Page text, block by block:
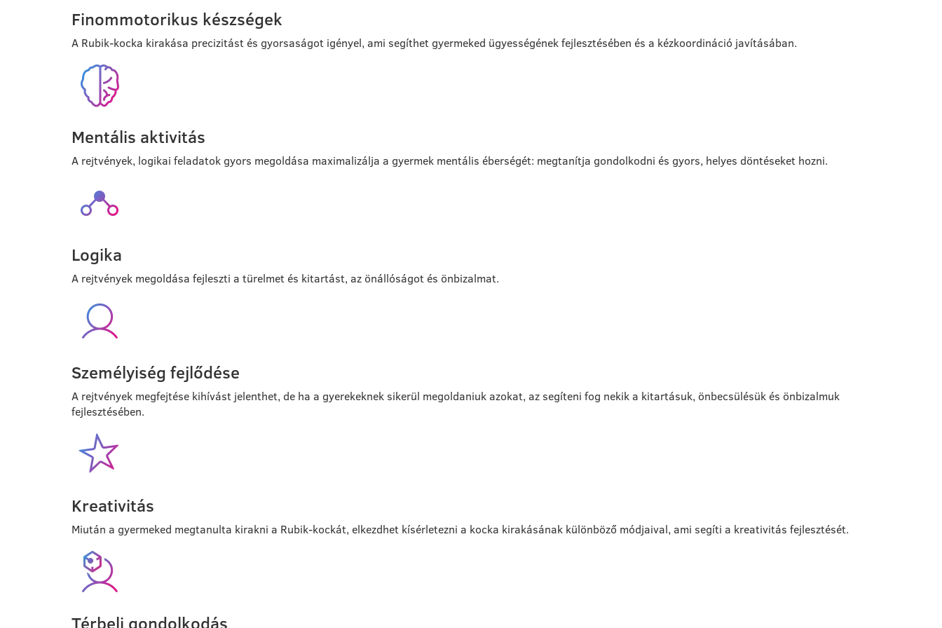
Finommotorikus készségek
A Rubik-kocka kirakása precizitást és gyorsaságot igényel, ami segíthet gyermeked ügyességének fejlesztésében és a kézkoordináció javításában.
Mentális aktivitás
A rejtvények, logikai feladatok gyors megoldása maximalizálja a gyermek mentális éberségét: megtanítja gondolkodni és gyors, helyes döntéseket hozni.
Logika
A rejtvények megoldása fejleszti a türelmet és kitartást, az önállóságot és önbizalmat.
Személyiség fejlődése
A rejtvények megfejtése kihívást jelenthet, de ha a gyerekeknek sikerül megoldaniuk azokat, az segíteni fog nekik a kitartásuk, önbecsülésük és önbizalmuk
fejlesztésében.
Kreativitás
Miután a gyermeked megtanulta kirakni a Rubik-kockát, elkezdhet kísérletezni a kocka kirakásának különböző módjaival, ami segíti a kreativitás fejlesztését.
Térbeli gondolkodás